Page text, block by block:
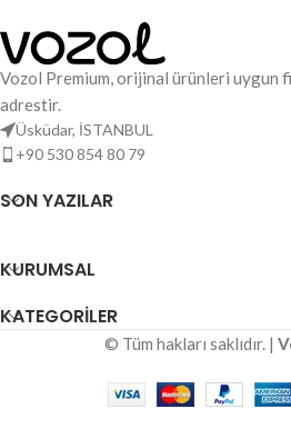
Vozol Premium, orijinal ürünleri uygun
adrestir.
Üsküdar, İSTANBUL
+90 530 854 80 79
SON YAZILAR
KURUMSAL
KATEGORILER
© Tüm hakları saklıdır. |